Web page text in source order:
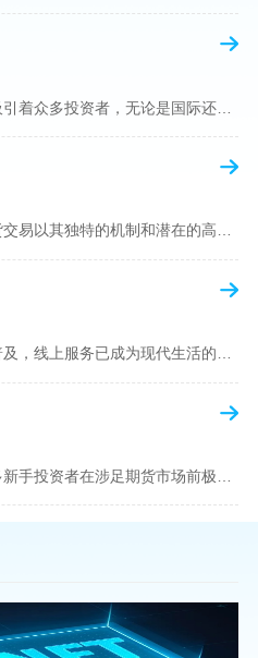
期货市场一直以其独特的魅力吸引着众多投资者，无论是国际还是国内场景下，其波澜壮阔的市场行情都给予了投资者无限遐想。今天，我们将深入探讨一个特别的问题——"国内期货可以做空吗"？这个问题不仅关乎投资者的策略布局，更涉及到期货市场机制的基本理解。在深入探讨之前，我们首先需要明确几个期货市场的基础概念。期货，是指在标准化合约基础上，双方承诺在未来某一特定时间以约定价格买卖一定数量的商品或金融产品的合约。它允訸投资者通过买入（做多）或卖出（做空）合约来预测未来价格的变动。我们来揭开国
在投资市场的众多选择中，期货交易以其独特的机制和潜在的高收益吸引了不少投资者。但对于初学者而言，步入期货市场的第一步—开设期货账户，往往伴随着众多疑惑，其中一个常见问题就是：“开期货账户需要收费吗？”本文将从各个角度为您详细解读开设期货账户的相关费用，助您清晰理解期货账户的开设流程及其成本。在开始探讨相关费用前，我们首先简要了解一下期货账户的开设流程。通常情况下，开设期货账户需要您选择一家具有良好信誉的期货公司或经纪公司，填写账户开设申请表格，并提交身份证明与初步的资金证明等
随着互联网技术的不断发展和普及，线上服务已成为现代生活的一部分。在金融市场方面，炒股已不再是股票交易所和证券公司营业大厅的专利，网上开户成为了一种便捷的选择。本文旨在详细介绍网上炒股开户的流程、优点以及注意事项，助您更好地了解和踏入线上股票交易的大门。网上开户，即通过互联网申请并完成证券账户及资金账户的开设过程，允许投资者在电子设备上进行股票、债券等金融工具的交易。随着移动支付和电子认证技术的进步，网上开户过程已经变得非常快捷和安全。选择证券公司：您需要选择一家提供网上开户服
炒期货真的能赚钱吗？这是许多新手投资者在涉足期货市场前极力寻求答案的问题。期货作为一种金融衍生品，它不仅具有高杠杆的特性，同时也伴随着高风险。在知乎这样一个汇聚各领域专业人士分享知识和经验的平台上，我们可以找到关于炒期货赚钱问题的多角度解读。本文将深入探讨炒期货能否赚钱的问题，并结合知乎上的真实案例分析和专业观点，帮助读者形成自己的看法。在讨论是否能通过炒期货赚钱之前，我们首先需要理解期货市场的基本机制。期货，是一种标准化的、具有法律约束力的合约，涉及在未来某个特定时间以特定